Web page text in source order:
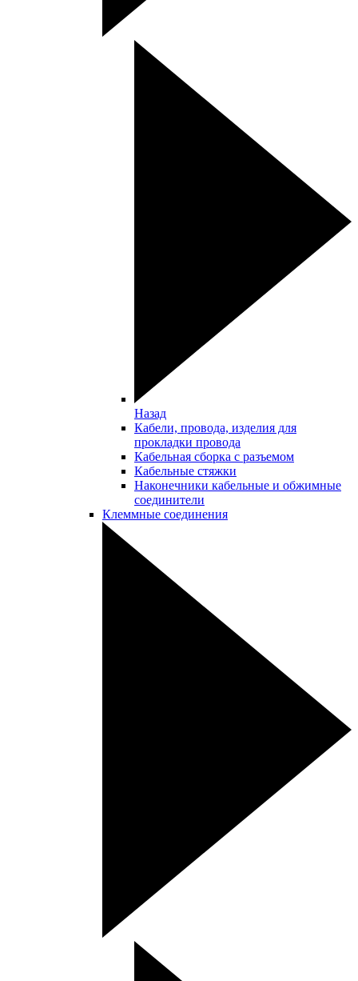
Назад
Кабели, провода, изделия для
прокладки провода
Кабельная сборка с разъемом
Кабельные стяжки
Наконечники кабельные и обжимные
соединители
Клеммные соединения